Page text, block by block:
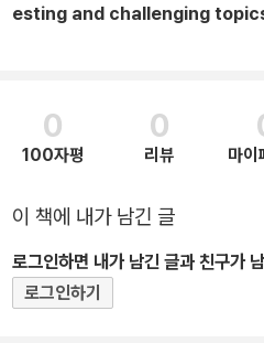
esting and challenging
0
100자평
0
리뷰 마이
이 책에 내가 남긴 글
로그인하면 내가 남긴 글과 친구가
로그인하기